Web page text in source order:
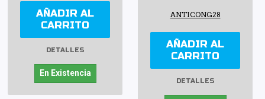
AÑADIR AL
CARRITO
DETALLES
En Existencia
ANTICONG28
AÑADIR AL
CARRITO
DETALLES